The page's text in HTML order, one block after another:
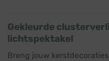
Gekleurde
lichtspektakel
Breng jouw